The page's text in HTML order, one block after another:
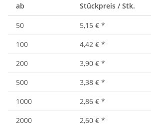
ab Stückpreis / Stk.
50 5,15 € *
100
4,42 € *
200
3,90 € *
500
3,38 € *
1000
2,86 € *
2000
2,60 € *